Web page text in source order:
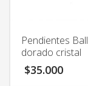
Pendientes Ball
dorado cristal
$35.000